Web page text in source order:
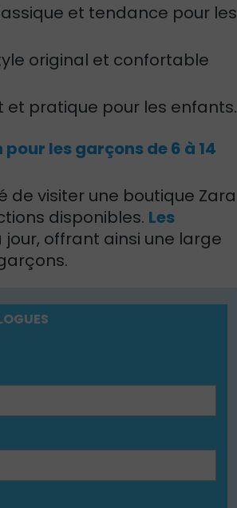
et tendance pour les
original et confortable
et pratique pour les enfants.
les garçons de 6 à 14
de visiter une boutique Zara
disponibles. Les
offrant ainsi une large